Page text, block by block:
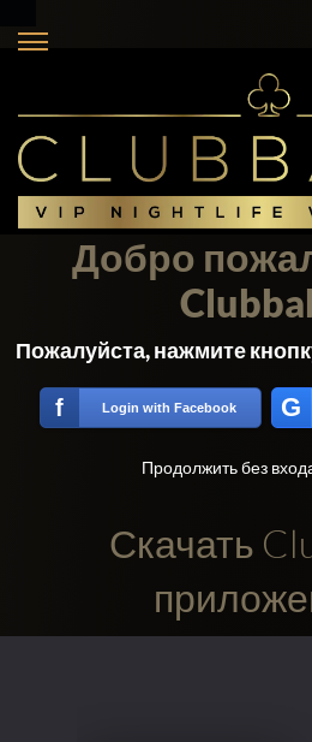
Добро
Пожалуйста, нажмите
f Login with Facebook G
Продолжить без
Скачать